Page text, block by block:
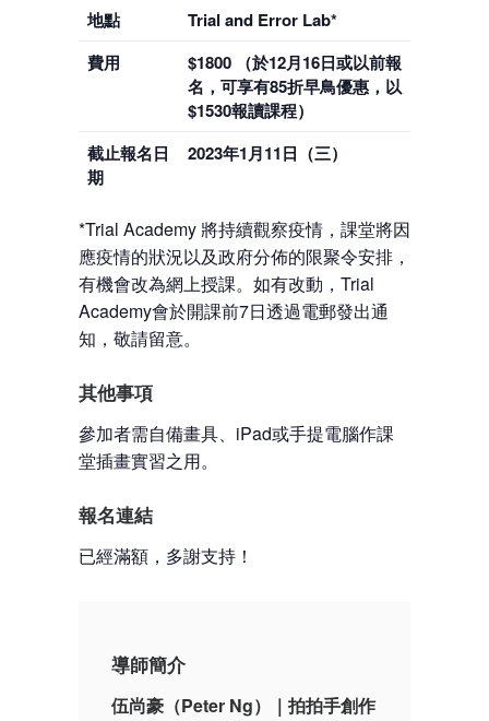
地點
Trial and Error Lab*
費用
$1800 （於12月16日或以前報
名，可享有85折早鳥優惠，以
$1530報讀課程）
截止報名日
期
2023年1月11日（三）
*Trial Academy 將持續觀察疫情，課堂將因
應疫情的狀況以及政府分佈的限聚令安排，
有機會改為網上授課。如有改動，Trial
Academy會於開課前7日透過電郵發出通
知，敬請留意。
其他事項
參加者需自備畫具、iPad或手提電腦作課
堂插畫實習之用。
報名連結
已經滿額，多謝支持！
導師簡介
伍尚豪（Peter Ng）｜ 拍拍手創作